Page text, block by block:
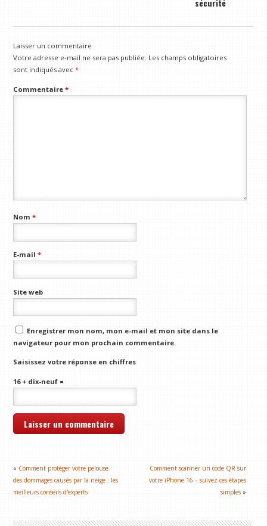
Laisser un commentaire
Votre adresse e-mail ne sera pas publiée. Les champs obligatoires
sont indiqués avec*
Commentaire*
Nom*
E-mail*
Site web
Enregistrer mon nom, mon e-mail et mon site dans le
navigateur pour mon prochain commentaire.
Saisissez votre réponse en chiffres
16 + dix-neuf =
« Comment protéger votre pelouse
des dommages causés par la neige : les
meilleurs conseils d'experts
Comment scanner un code QR sur
votre iPhone 16 – suivez ces étapes
simples »